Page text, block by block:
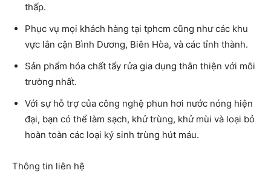
thấp.
Phục vụ mọi khách hàng tại tphcm cũng như các khu
vực lân cận Bình Dương, Biên Hòa, và các tỉnh thành.
Sản phẩm hóa chất tẩy rửa gia dụng thân thiện với môi
trường nhất.
Với sự hỗ trợ của công nghệ phun hơi nước nóng hiện
đại, bạn có thể làm sạch, khử trùng, khử mùi và loại bỏ
hoàn toàn các loại ký sinh trùng hút máu.
Thông tin liên hệ